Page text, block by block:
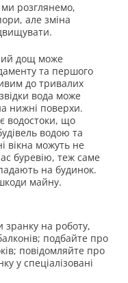
ми розглянемо,
але зміна
дощ може
та першого
до тривалих
вода може
нижні поверхи.
водостоки, що
водою та
вікна можуть не
буревію, теж саме
на будинок.
майну.
на роботу,
подбайте про
повідомляйте про
у спеціалізовані